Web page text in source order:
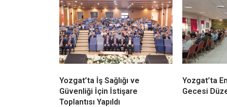
Yozgat’ta İş Sağlığı ve
Güvenliği İçin İstişare
Toplantısı Yapıldı
Yozgat’ta
Gecesi